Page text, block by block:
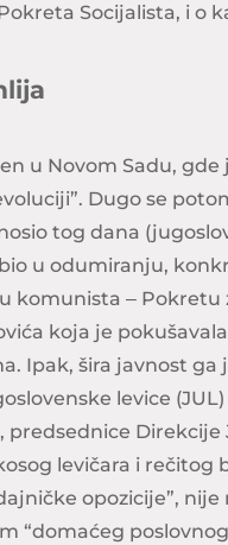
Socijalista, i o
u Novom Sadu, gde
Dugo se
tog dana
u odumiranju,
komunista ‒
koja je
Ipak, šira javnost ga
levice
predsednice Direkcije
levičara i
opozicije”,
“domaćeg